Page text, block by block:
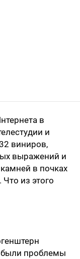
в
и
виниров,
выражений и
в почках
из этого
были проблемы